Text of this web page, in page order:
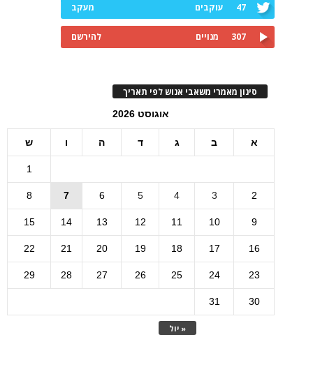
47 עוקבים מעקב
307 מנויים להירשם
סינון מאמרי משאבי אנוש לפי תאריך
אוגוסט 2026
א ב ג ד ה ו ש
« יול
1
2
3
4
5
6
7
8
9
10
11
12
13
14
15
16
17
18
19
20
21
22
23
24
25
26
27
28
29
30
31